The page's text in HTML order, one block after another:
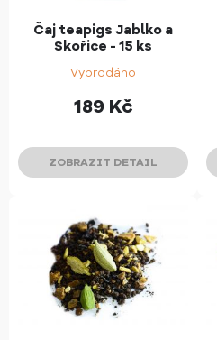
Čaj teapigs Jablko a
Skořice - 15 ks
Vyprodáno
189 Kč
ZOBRAZIT DETAIL